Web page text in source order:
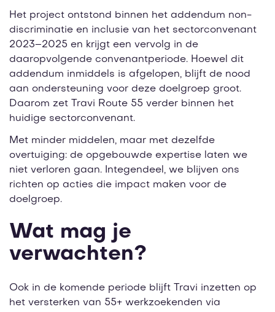
Het project ontstond binnen het addendum non-
discriminatie en inclusie van het sectorconvenant
2023–2025 en krijgt een vervolg in de
daaropvolgende convenantperiode. Hoewel dit
addendum inmiddels is afgelopen, blijft de nood
aan ondersteuning voor deze doelgroep groot.
Daarom zet Travi Route 55 verder binnen het
huidige sectorconvenant.
Met minder middelen, maar met dezelfde
overtuiging: de opgebouwde expertise laten we
niet verloren gaan. Integendeel, we blijven ons
richten op acties die impact maken voor de
doelgroep.
Wat mag je
verwachten?
Ook in de komende periode blijft Travi inzetten op
het versterken van 55+ werkzoekenden via